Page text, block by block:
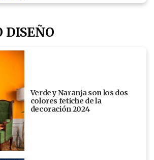
DISEÑO
Verde y Naranja son los dos
colores fetiche de la
decoración 2024